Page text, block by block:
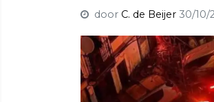
door C. de Beijer 30/10/